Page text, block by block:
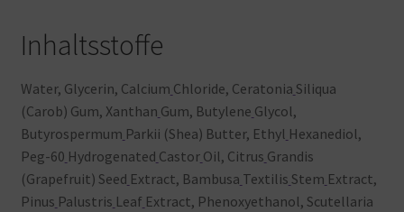
Inhaltsstoffe
Water, Glycerin, Calcium Chloride, Ceratonia Siliqua
(Carob) Gum, Xanthan Gum, Butylene Glycol,
Butyrospermum Parkii (Shea) Butter, Ethyl Hexanediol,
Peg-60 Hydrogenated Castor Oil, Citrus Grandis
(Grapefruit) Seed Extract, Bambusa Textilis Stem Extract,
Pinus Palustris Leaf Extract, Phenoxyethanol, Scutellaria